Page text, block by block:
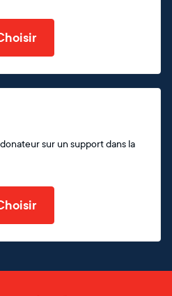
sur un support dans la